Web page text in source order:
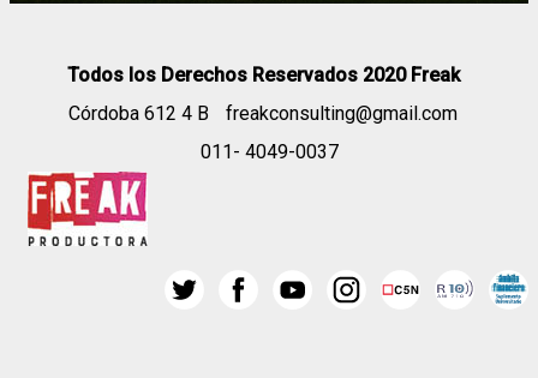
Todos los Derechos Reservados 2020 Freak
Córdoba 612 4 B
freakconsulting@gmail.com
011- 4049-0037